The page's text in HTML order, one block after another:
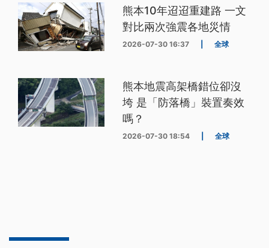
熊本10年迢迢重建路 一文
對比兩次強震各地災情
2026-07-30 16:37 全球
熊本地震高架橋錯位卻沒
垮 是「防落橋」裝置奏效
嗎？
2026-07-30 18:54 全球